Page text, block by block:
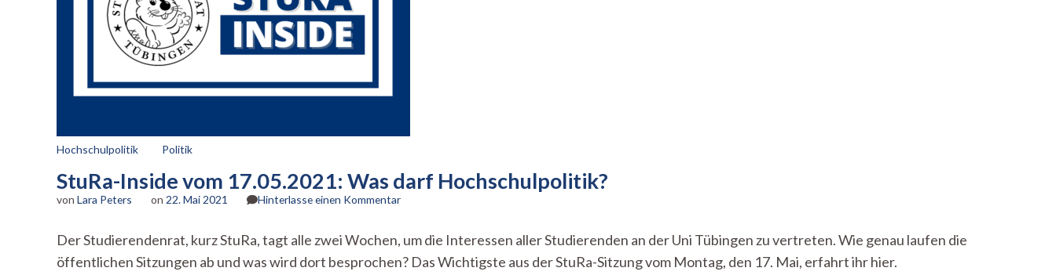
Hochschulpolitik Politik
StuRa-Inside vom 17.05.2021: Was darf Hochschulpolitik?
von Lara Peters on 22. Mai 2021 Hinterlasse einen Kommentarzu
vom
17.05.2021:
Der Studierendenrat, kurz StuRa, tagt alle zwei Wochen, um die Interessen aller Studierenden an der Uni Tübingen zu vertreten. Wie genau laufen die
öffentlichen Sitzungen ab und was wird dort besprochen? Das Wichtigste aus der StuRa-Sitzung vom Montag, den 17. Mai, erfahrt ihr hier.